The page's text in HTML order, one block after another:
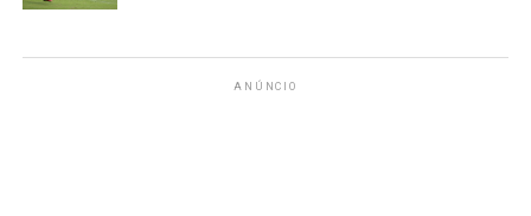
ANÚNCIO